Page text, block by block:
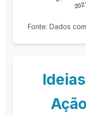
Fonte: Dados